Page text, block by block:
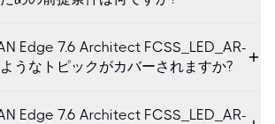
Edge 7.6 Architect FCSS_LED_AR-
うなトピックがカバーされますか?
Edge 7.6 Architect FCSS_LED_AR-